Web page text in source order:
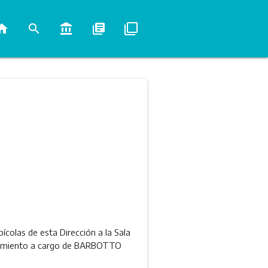
search account_balance library_books filter_none
de esta Dirección a la Sala
a cargo de BARBOTTO